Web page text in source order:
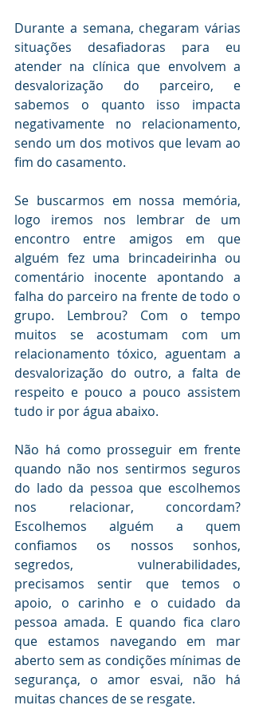
Durante a semana, chegaram várias
situações desafiadoras para eu
atender na clínica que envolvem a
desvalorização do parceiro, e
sabemos o quanto isso impacta
negativamente no relacionamento,
sendo um dos motivos que levam ao
fim do casamento.
Se buscarmos em nossa memória,
logo iremos nos lembrar de um
encontro entre amigos em que
alguém fez uma brincadeirinha ou
comentário inocente apontando a
falha do parceiro na frente de todo o
grupo. Lembrou? Com o tempo
muitos se acostumam com um
relacionamento tóxico, aguentam a
desvalorização do outro, a falta de
respeito e pouco a pouco assistem
tudo ir por água abaixo.
Não há como prosseguir em frente
quando não nos sentirmos seguros
do lado da pessoa que escolhemos
nos relacionar, concordam?
Escolhemos alguém a quem
confiamos os nossos sonhos,
segredos, vulnerabilidades,
precisamos sentir que temos o
apoio, o carinho e o cuidado da
pessoa amada. E quando fica claro
que estamos navegando em mar
aberto sem as condições mínimas de
segurança, o amor esvai, não há
muitas chances de se resgate.